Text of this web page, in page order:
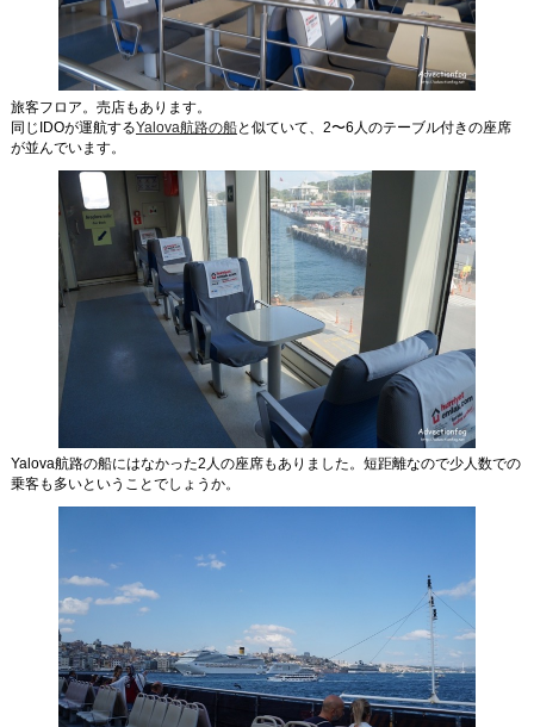
旅客フロア。売店もあります。
同じIDOが運航するYalova航路の船と似ていて、2〜6人のテーブル付きの座席
が並んでいます。
Yalova航路の船にはなかった2人の座席もありました。短距離なので少人数での
乗客も多いということでしょうか。